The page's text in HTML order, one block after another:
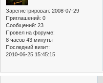
Зарегистрирован: 2008-07-29
Приглашений: 0
Сообщений: 23
Провел на форуме:
8 часов 43 минуты
Последний визит:
2010-06-25 15:45:15